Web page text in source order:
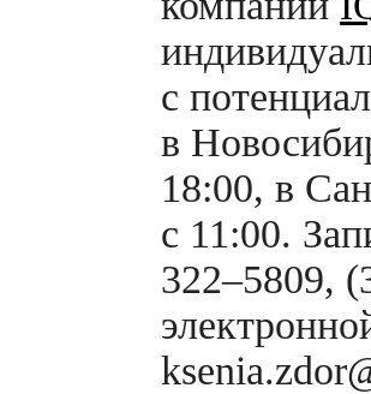
с
в
18:00, в
с 11:00.
322–5809,